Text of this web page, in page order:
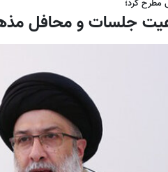
مطرح کرد؛
جلسات و محافل